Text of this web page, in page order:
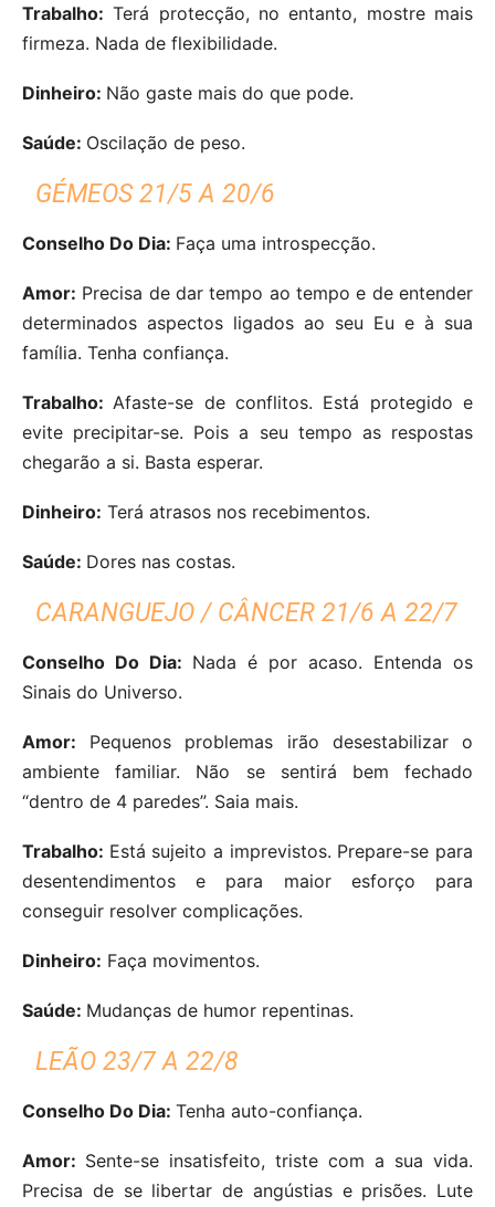
Trabalho: Terá protecção, no entanto, mostre mais
firmeza. Nada de flexibilidade.
Dinheiro: Não gaste mais do que pode.
Saúde: Oscilação de peso.
GÉMEOS 21/5 A 20/6
Conselho Do Dia: Faça uma introspecção.
Amor: Precisa de dar tempo ao tempo e de entender
determinados aspectos ligados ao seu Eu e à sua
família. Tenha confiança.
Trabalho: Afaste-se de conflitos. Está protegido e
evite precipitar-se. Pois a seu tempo as respostas
chegarão a si. Basta esperar.
Dinheiro: Terá atrasos nos recebimentos.
Saúde: Dores nas costas.
CARANGUEJO / CÂNCER 21/6 A 22/7
Conselho Do Dia: Nada é por acaso. Entenda os
Sinais do Universo.
Amor: Pequenos problemas irão desestabilizar o
ambiente familiar. Não se sentirá bem fechado
“dentro de 4 paredes”. Saia mais.
Trabalho: Está sujeito a imprevistos. Prepare-se para
desentendimentos e para maior esforço para
conseguir resolver complicações.
Dinheiro: Faça movimentos.
Saúde: Mudanças de humor repentinas.
LEÃO 23/7 A 22/8
Conselho Do Dia: Tenha auto-confiança.
Amor: Sente-se insatisfeito, triste com a sua vida.
Precisa de se libertar de angústias e prisões. Lute